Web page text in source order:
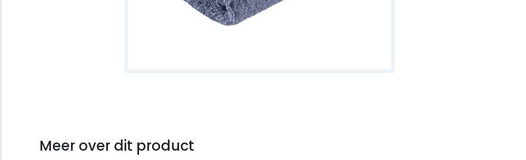
Meer over dit product